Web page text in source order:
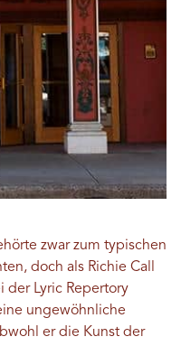
zwar zum typischen
doch als Richie Call
der Lyric Repertory
ungewöhnliche
er die Kunst der